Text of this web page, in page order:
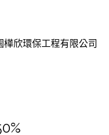
欣環保工程有限公司